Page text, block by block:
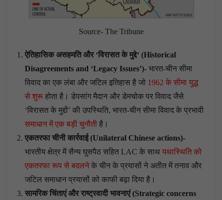
Source- The Tribune
ऐतिहासिक असहमति और ‘विरासत के मुद्दे‘ (Historical
Disagreements and ‘Legacy Issues’)- भारत-चीन सीमा
विवाद का एक लंबा और जटिल इतिहास है जो 1962 के सीमा युद्ध
से शुरू होता है। डेपसांग मैदान और डेमचोक पर विवाद जैसे
‘विरासत के मुद्दों’ की उपस्थिति, भारत-चीन सीमा विवाद के प्रभावी
समाधान में एक बड़ी चुनौती है।
एकतरफा चीनी कार्रवाई(Unilateral Chinese actions)-
भारतीय क्षेत्र में सैन्य घुसपैठ सहित LAC के साथ यथास्थिति को
एकतरफा रूप से बदलने के चीन के प्रयासों ने अतीत में तनाव और
जटिल समाधान प्रयासों को काफी बढ़ा दिया है।
सामरिक चिंताएं और राष्ट्रवादी भावनाएं(Strategic concerns